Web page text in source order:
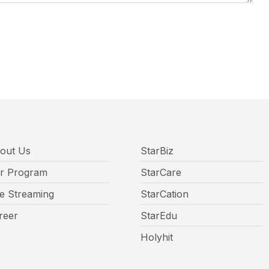
Us
Program
Streaming
StarBiz
StarCare
StarCation
StarEdu
Holyhit